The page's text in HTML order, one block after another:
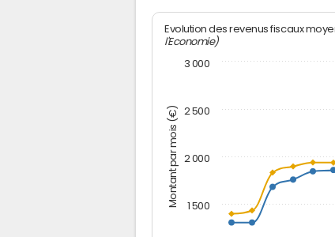
Montant par mois (€)
Evolution des revenus fiscaux
l'Economie)
1 500
2 000
2 500
3 000